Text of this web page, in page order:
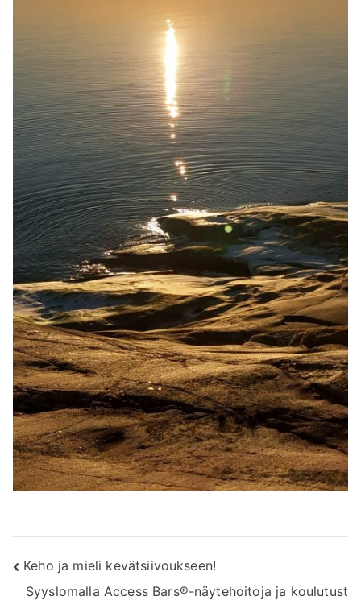
Artikkelien
selaus
Keho ja mieli kevätsiivoukseen!
Syyslomalla Access Bars®-näytehoitoja ja koulutust